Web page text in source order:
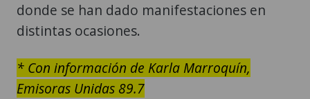
donde se han dado manifestaciones en
distintas ocasiones.
* Con información de Karla Marroquín,
Emisoras Unidas 89.7